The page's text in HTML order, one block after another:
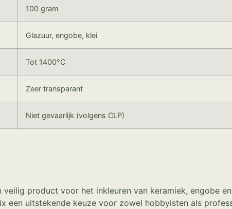
100 gram
Glazuur, engobe, klei
Tot 1400°C
Zeer transparant
Niet gevaarlijk (volgens CLP)
veilig product voor het inkleuren van keramiek, engobe
een uitstekende keuze voor zowel hobbyisten als